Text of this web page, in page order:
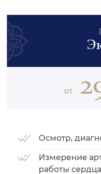
от
Осмотр,
Измерение
работы